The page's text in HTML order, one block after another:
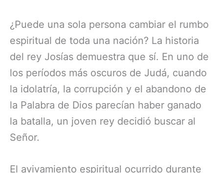
¿Puede una sola persona cambiar el rumbo
espiritual de toda una nación? La historia
del rey Josías demuestra que sí. En uno de
los períodos más oscuros de Judá, cuando
la idolatría, la corrupción y el abandono de
la Palabra de Dios parecían haber ganado
la batalla, un joven rey decidió buscar al
Señor.
El avivamiento espiritual ocurrido durante